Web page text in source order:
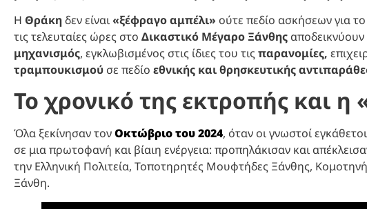
Η Θράκηδεν είναι«ξέφραγο αμπέλι» ούτε πεδίο ασκήσεων για το
τις τελευταίες ώρες στο Δικαστικό Μέγαρο Ξάνθης
μηχανισμός, εγκλωβισμένος στις ίδιες του τις παρανομίες,
τραμπουκισμού σε πεδίο εθνικής και θρησκευτικής
Το χρονικό της εκτροπής και η
Όλα ξεκίνησαν τονΟκτώβριο του 2024, όταν οι γνωστοί
σε μια πρωτοφανή και βίαιη ενέργεια: προπηλάκισαν και
την Ελληνική Πολιτεία, Τοποτηρητές Μουφτήδες Ξάνθης,
Ξάνθη.